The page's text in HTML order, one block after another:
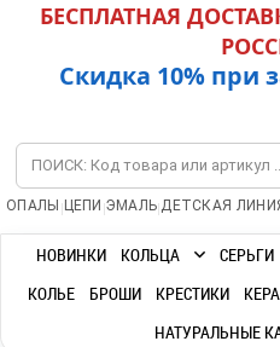
БЕСПЛАТНАЯ
Скидка 10% при
ОПАЛЫ | ЦЕПИ |ЭМАЛЬ|ДЕТСКАЯ
НОВИНКИ КОЛЬЦА СЕРЬГИ
КОЛЬЕ
БРОШИ КРЕСТИКИ
НАТУРАЛЬНЫЕ